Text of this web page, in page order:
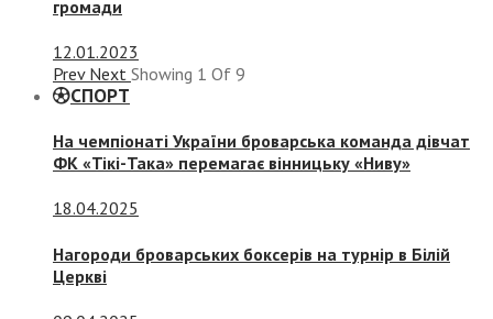
громади
12.01.2023
Prev Next Showing 1 Of 9
СПОРТ
На чемпіонаті України броварська команда дівчат
ФК «Тікі-Така» перемагає вінницьку «Ниву»
18.04.2025
Нагороди броварських боксерів на турнір в Білій
Церкві